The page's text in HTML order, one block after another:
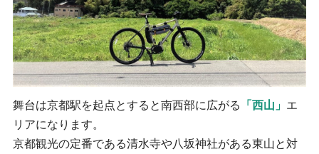
舞台は京都駅を起点とすると南西部に広がる 「西山」 エ
リアになります。
京都観光の定番である清水寺や八坂神社がある東山と対